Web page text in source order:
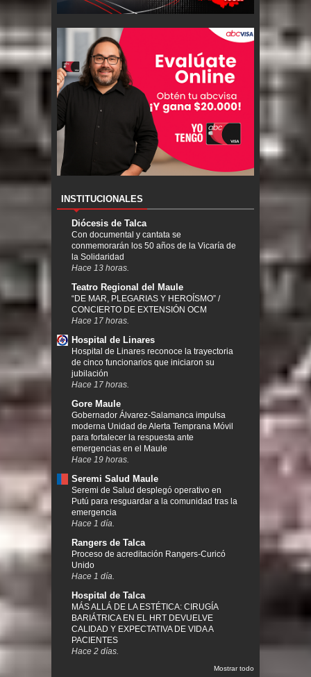
INSTITUCIONALES
Diócesis de Talca
Con documental y cantata se
conmemorarán los 50 años de la Vicaría de
la Solidaridad
Hace 13 horas.
Teatro Regional del Maule
“DE MAR, PLEGARIAS Y HEROÍSMO” /
CONCIERTO DE EXTENSIÓN OCM
Hace 17 horas.
Hospital de Linares
Hospital de Linares reconoce la trayectoria
de cinco funcionarios que iniciaron su
jubilación
Hace 17 horas.
Gore Maule
Gobernador Álvarez-Salamanca impulsa
moderna Unidad de Alerta Temprana Móvil
para fortalecer la respuesta ante
emergencias en el Maule
Hace 19 horas.
Seremi Salud Maule
Seremi de Salud desplegó operativo en
Putú para resguardar a la comunidad tras la
emergencia
Hace 1 día.
Rangers de Talca
Proceso de acreditación Rangers-Curicó
Unido
Hace 1 día.
Hospital de Talca
MÁS ALLÁ DE LA ESTÉTICA: CIRUGÍA
BARIÁTRICA EN EL HRT DEVUELVE
CALIDAD Y EXPECTATIVA DE VIDA A
PACIENTES
Hace 2 días.
Mostrar todo